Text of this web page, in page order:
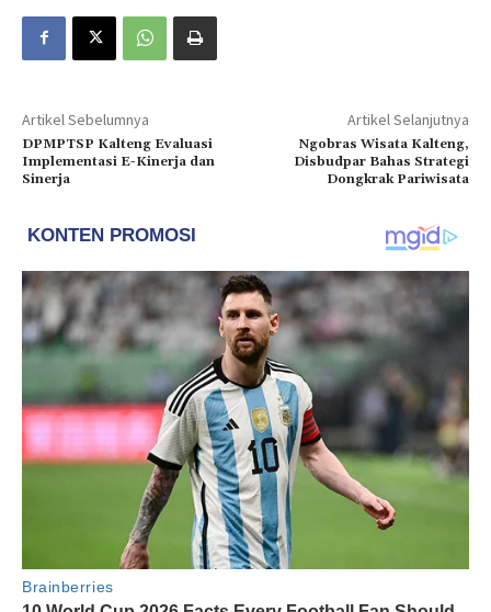
Artikel Sebelumnya
DPMPTSP Kalteng Evaluasi
Implementasi E-Kinerja dan
Sinerja
Artikel Selanjutnya
Ngobras Wisata Kalteng,
Disbudpar Bahas Strategi
Dongkrak Pariwisata